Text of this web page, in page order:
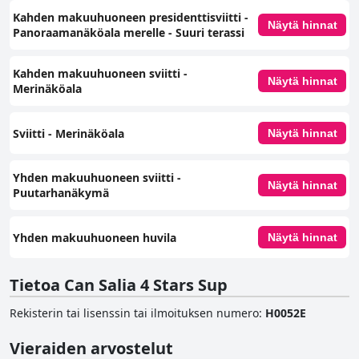
Kahden makuuhuoneen presidenttisviitti -
Panoraamanäköala merelle - Suuri terassi
Näytä hinnat
Kahden makuuhuoneen sviitti -
Merinäköala
Näytä hinnat
Sviitti - Merinäköala Näytä hinnat
Yhden makuuhuoneen sviitti -
Puutarhanäkymä
Näytä hinnat
Yhden makuuhuoneen huvila Näytä hinnat
Tietoa Can Salia 4 Stars Sup
Rekisterin tai lisenssin tai ilmoituksen numero: H0052E
Vieraiden arvostelut